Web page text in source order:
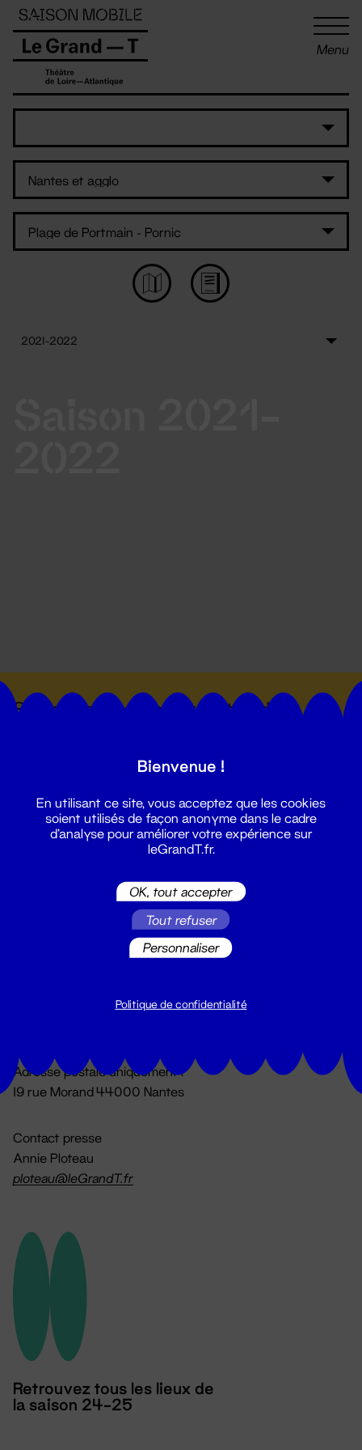
Menu
Suivez toutes les actualités du
Du lundi au vendredi 14h → 18h
Adresse postale uniquement :
19 rue Morand 44000 Nantes
Contact presse
Annie Ploteau
ploteau@leGrandT.fr
Retrouvez tous les lieux de
la saison 24-25
Panneau de gestion des cookies
Bienvenue !
En utilisant ce site, vous acceptez que les cookies
soient utilisés de façon anonyme dans le cadre
d'analyse pour améliorer votre expérience sur
leGrandT.fr.
OK, tout accepter
Tout refuser
Personnaliser
Politique de confidentialité